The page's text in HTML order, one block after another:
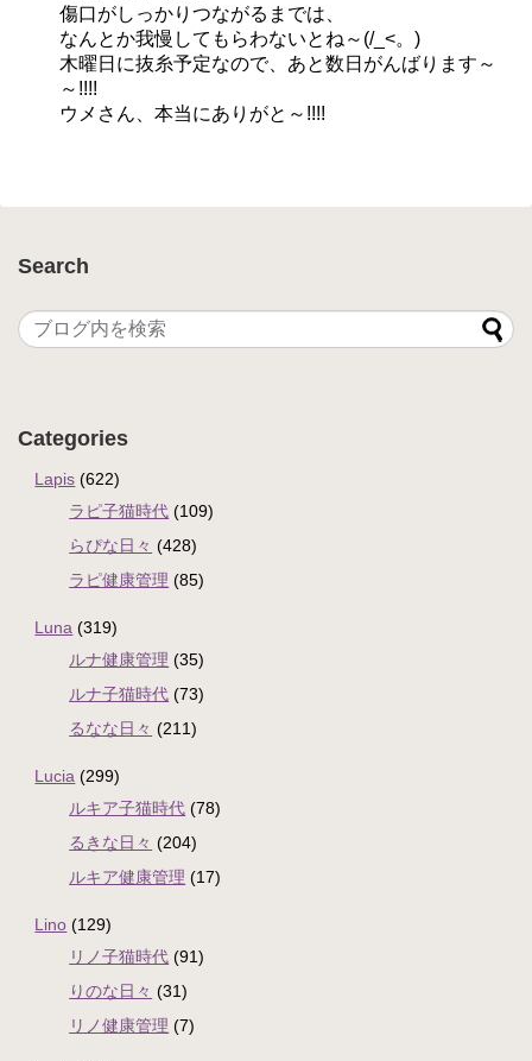
傷口がしっかりつながるまでは、
なんとか我慢してもらわないとね～(/_<。)
木曜日に抜糸予定なので、あと数日がんばります～
～!!!!
ウメさん、本当にありがと～!!!!
Search
Categories
Lapis (622)
ラピ子猫時代 (109)
らぴな日々 (428)
ラピ健康管理 (85)
Luna (319)
ルナ健康管理 (35)
ルナ子猫時代 (73)
るなな日々 (211)
Lucia (299)
ルキア子猫時代 (78)
るきな日々 (204)
ルキア健康管理 (17)
Lino (129)
リノ子猫時代 (91)
りのな日々 (31)
リノ健康管理 (7)